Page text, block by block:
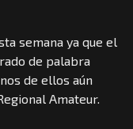
semana ya que el
de palabra
de ellos aún
Amateur.